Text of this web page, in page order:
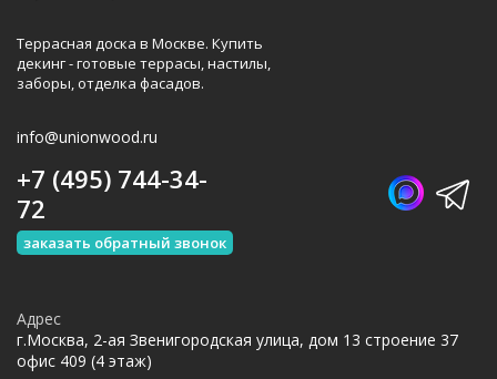
Террасная доска в Москве. Купить
декинг - готовые террасы, настилы,
заборы, отделка фасадов.
info@unionwood.ru
+7 (495) 744-34-
72
заказать обратный звонок
Адрес
г.Москва, 2-ая Звенигородская улица, дом 13 строение 37
офис 409 (4 этаж)